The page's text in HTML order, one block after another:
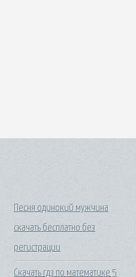
Песня одинокий мужчина
скачать бесплатно без
регистрации
Скачать гдз по математике 5